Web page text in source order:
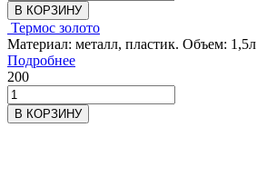
В КОРЗИНУ
Термос золото
Материал: металл, пластик. Объем: 1,5л
Подробнее
200
В КОРЗИНУ